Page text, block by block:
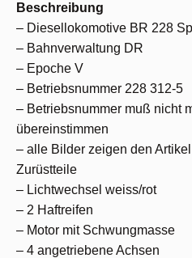
Beschreibung
– Diesellokomotive BR 228
– Bahnverwaltung DR
– Epoche V
– Betriebsnummer 228 312-5
– Betriebsnummer muß nicht
übereinstimmen
– alle Bilder zeigen den
Zurüstteile
– Lichtwechsel weiss/rot
– 2 Haftreifen
– Motor mit Schwungmasse
– 4 angetriebene Achsen